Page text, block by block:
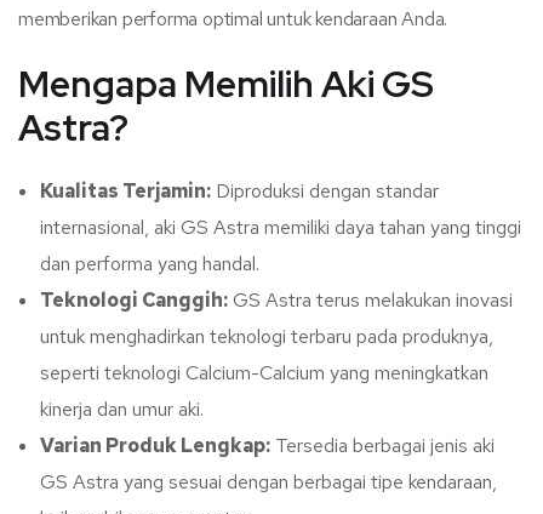
memberikan performa optimal untuk kendaraan Anda.
Mengapa Memilih Aki GS
Astra?
Kualitas Terjamin: Diproduksi dengan standar
internasional, aki GS Astra memiliki daya tahan yang tinggi
dan performa yang handal.
Teknologi Canggih:GS Astra terus melakukan inovasi
untuk menghadirkan teknologi terbaru pada produknya,
seperti teknologi Calcium-Calcium yang meningkatkan
kinerja dan umur aki.
Varian Produk Lengkap: Tersedia berbagai jenis aki
GS Astra yang sesuai dengan berbagai tipe kendaraan,